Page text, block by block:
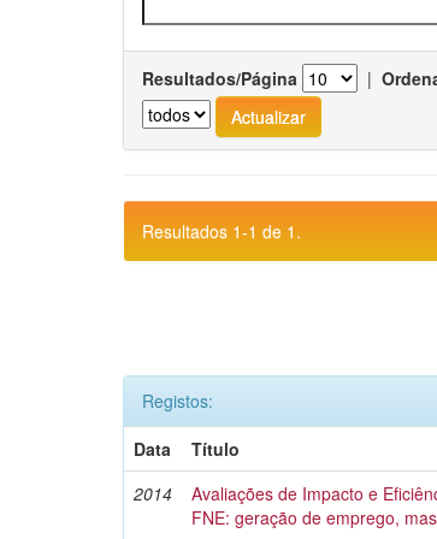
Resultados/Página |
Resultados 1-1 de 1.
Registos:
Data
Título
2014
Avaliações de Impacto e
FNE: geração de emprego,